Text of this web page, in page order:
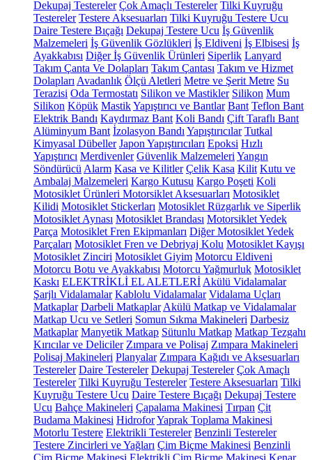
Dekupaj Testereler Çok Amaçlı Testereler Tilki Kuyruğu
Testereler Testere Aksesuarları Tilki Kuyruğu Testere Ucu
Daire Testere Bıçağı Dekupaj Testere Ucu İş Güvenlik
Malzemeleri İş Güvenlik Gözlükleri İş Eldiveni İş Elbisesi İş
Ayakkabısı Diğer İş Güvenlik Ürünleri Siperlik Lanyard
Takım Çanta Ve Dolapları Takım Çantası Takım ve Hizmet
Dolapları Avadanlık Ölçü Aletleri Metre ve Şerit Metre Su
Terazisi Oda Termostatı Silikon ve Mastikler Silikon Mum
Silikon Köpük MastikYapıştırıcı ve Bantlar Bant Teflon Bant
Elektrik Bandı Kaydırmaz Bant Koli Bandı Çift Taraflı Bant
Alüminyum Bant İzolasyon Bandı Yapıştırıcılar Tutkal
Kimyasal Dübeller Japon Yapıştırıcıları Epoksi Hızlı
Yapıştırıcı Merdivenler Güvenlik Malzemeleri Yangın
Söndürücü Alarm Kasa ve Kilitler Çelik Kasa Kilit Kutu ve
Ambalaj Malzemeleri Kargo Kutusu Kargo Poşeti Koli
Motosiklet Ürünleri Motorsiklet Aksesuarları Motosiklet
Kilidi Motosiklet Stickerları Motosiklet Rüzgarlık ve Siperlik
Motosiklet Aynası Motosiklet Brandası Motorsiklet Yedek
Parça Motosiklet Fren Ekipmanları Diğer Motosiklet Yedek
Parçaları Motosiklet Fren ve Debriyaj Kolu Motosiklet Kayışı
Motosiklet Zinciri Motosiklet Giyim Motorcu Eldiveni
Motorcu Botu ve Ayakkabısı Motorcu Yağmurluk Motosiklet
Kaskı ELEKTRİKLİ EL ALETLERİ Akülü Vidalamalar
Şarjlı Vidalamalar Kablolu Vidalamalar Vidalama Uçları
Matkaplar Darbeli Matkaplar Akülü Matkap ve Vidalamalar
Matkap Ucu ve Setleri Somun Sıkma Makineleri Darbesiz
Matkaplar Manyetik Matkap Sütunlu Matkap Matkap Tezgahı
Kırıcılar ve Deliciler Zımpara ve Polisaj Zımpara Makineleri
Polisaj Makineleri Planyalar Zımpara Kağıdı ve Aksesuarları
Testereler Daire Testereler Dekupaj Testereler Çok Amaçlı
Testereler Tilki Kuyruğu Testereler Testere Aksesuarları Tilki
Kuyruğu Testere Ucu Daire Testere Bıçağı Dekupaj Testere
Ucu Bahçe Makineleri Çapalama Makinesi Tırpan Çit
Budama Makinesi HidroforYaprak Toplama Makinesi
Motorlu Testere Elektrikli Testereler Benzinli Testereler
Testere Zincirleri ve Yağları Çim Biçme Makinesi Benzinli
Çim Biçme Makinesi Elektrikli Çim Biçme Makinesi Kenar